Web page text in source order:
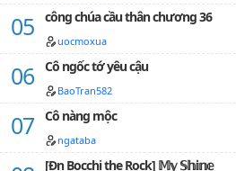
truyện [Nương nương
công chúa cầu thân chương 36
uocmoxua
Cô ngốc tớ yêu cậu
BaoTran582
Cô nàng mộc
ngataba
[Đn Bocchi the Rock] 𝕄𝕪 𝕊𝕙𝕚𝕟𝕖